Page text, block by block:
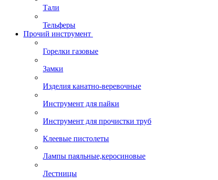
Тали
Тельферы
Прочий инструмент
Горелки газовые
Замки
Изделия канатно-веревочные
Инструмент для пайки
Инструмент для прочистки труб
Клеевые пистолеты
Лампы паяльные,керосиновые
Лестницы